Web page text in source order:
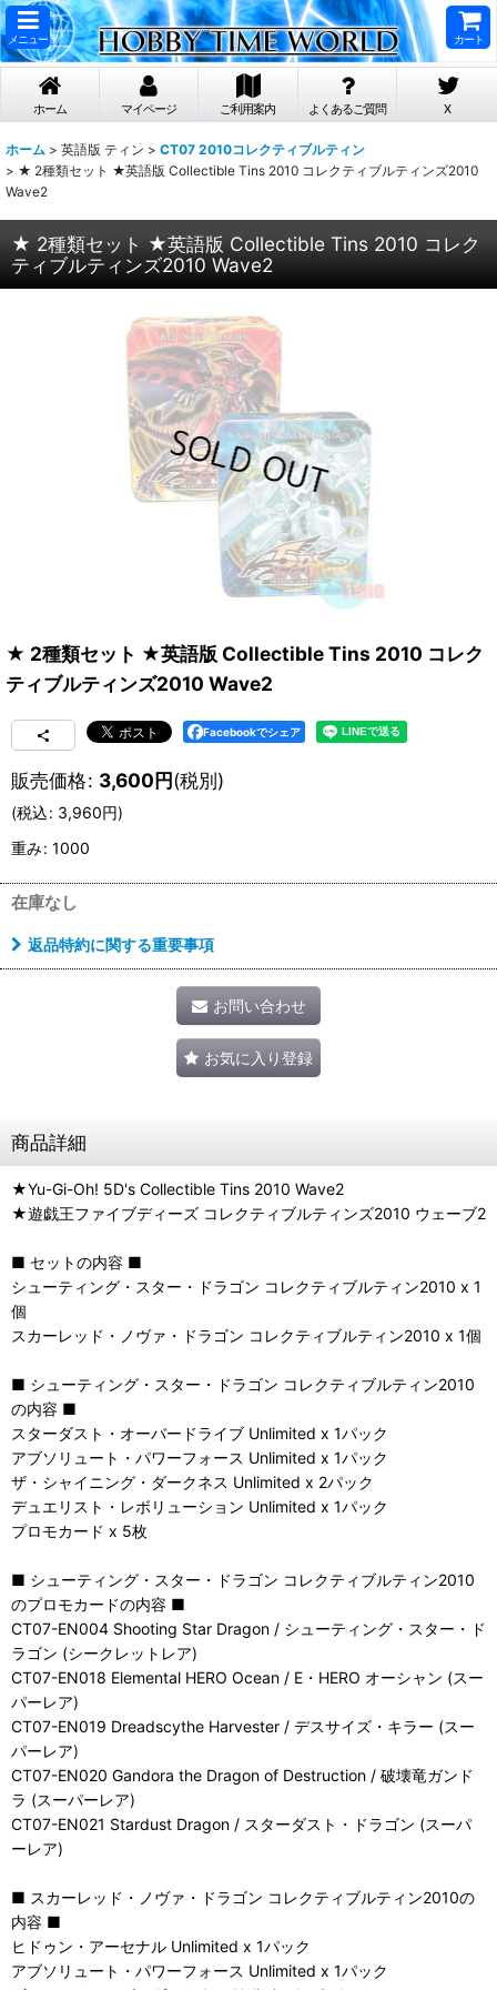
メニュー カート
ホーム マイページ ご利用案内 よくあるご質問 X
ホーム > 英語版 ティン > CT07 2010コレクティブルティン
> ★ 2種類セット ★英語版 Collectible Tins 2010 コレクティブルティンズ2010
Wave2
★ 2種類セット ★英語版 Collectible Tins 2010 コレク
ティブルティンズ2010 Wave2
★ 2種類セット ★英語版 Collectible Tins 2010 コレク
ティブルティンズ2010 Wave2
Facebookでシェア
販売価格: 3,600円(税別)
(税込: 3,960円)
重み: 1000
在庫なし
返品特約に関する重要事項
お問い合わせ
お気に入り登録
商品詳細
★Yu-Gi-Oh! 5D's Collectible Tins 2010 Wave2
★遊戯王ファイブディーズ コレクティブルティンズ2010 ウェーブ2
■ セットの内容 ■
シューティング・スター・ドラゴン コレクティブルティン2010 x 1
個
スカーレッド・ノヴァ・ドラゴン コレクティブルティン2010 x 1個
■ シューティング・スター・ドラゴン コレクティブルティン2010
の内容 ■
スターダスト・オーバードライブ Unlimited x 1パック
アブソリュート・パワーフォース Unlimited x 1パック
ザ・シャイニング・ダークネス Unlimited x 2パック
デュエリスト・レボリューション Unlimited x 1パック
プロモカード x 5枚
■ シューティング・スター・ドラゴン コレクティブルティン2010
のプロモカードの内容 ■
CT07-EN004 Shooting Star Dragon / シューティング・スター・ド
ラゴン (シークレットレア)
CT07-EN018 Elemental HERO Ocean / E・HERO オーシャン (スー
パーレア)
CT07-EN019 Dreadscythe Harvester / デスサイズ・キラー (スー
パーレア)
CT07-EN020 Gandora the Dragon of Destruction / 破壊竜ガンド
ラ (スーパーレア)
CT07-EN021 Stardust Dragon / スターダスト・ドラゴン (スーパ
ーレア)
■ スカーレッド・ノヴァ・ドラゴン コレクティブルティン2010の
内容 ■
ヒドゥン・アーセナル Unlimited x 1パック
アブソリュート・パワーフォース Unlimited x 1パック